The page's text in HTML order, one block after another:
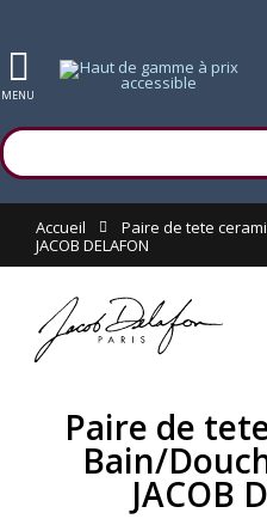
MENU
Accueil
Paire de tete
JACOB DELAFON
Paire de
Bain/
JACOB